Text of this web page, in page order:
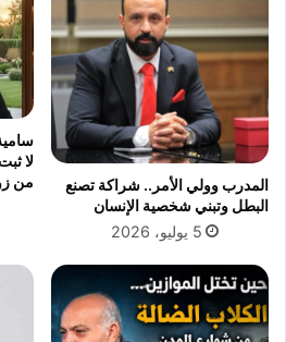
ؤ
ت
ر
م
ي
و
ن
خ
أ
م
ن
ي
ر
0
2
0
المدرب وولي الأمر.. شراكة تصنع
البطل وتبني شخصية الإنسان
5 يوليو، 2026
لا
من